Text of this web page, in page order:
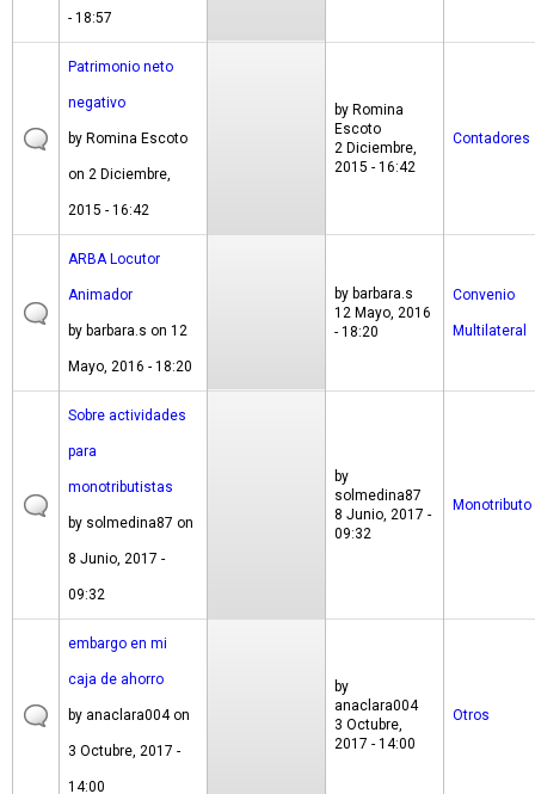
- 18:57
Patrimonio neto
negativo
by Romina Escoto
on 2 Diciembre,
2015 - 16:42
by Romina
Escoto
2 Diciembre,
2015 - 16:42
Contadores
ARBA Locutor
Animador
by barbara.s on 12
Mayo, 2016 - 18:20
by barbara.s
12 Mayo, 2016
- 18:20
Convenio
Multilateral
Sobre actividades
para
monotributistas
by solmedina87 on
8 Junio, 2017 -
09:32
by
solmedina87
8 Junio, 2017 -
09:32
Monotributo
embargo en mi
caja de ahorro
by anaclara004on
3 Octubre, 2017 -
14:00
by
anaclara004
3 Octubre,
2017 - 14:00
Otros